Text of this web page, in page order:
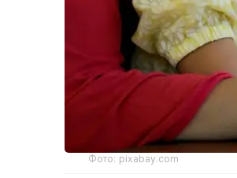
Фото: pixabay.com